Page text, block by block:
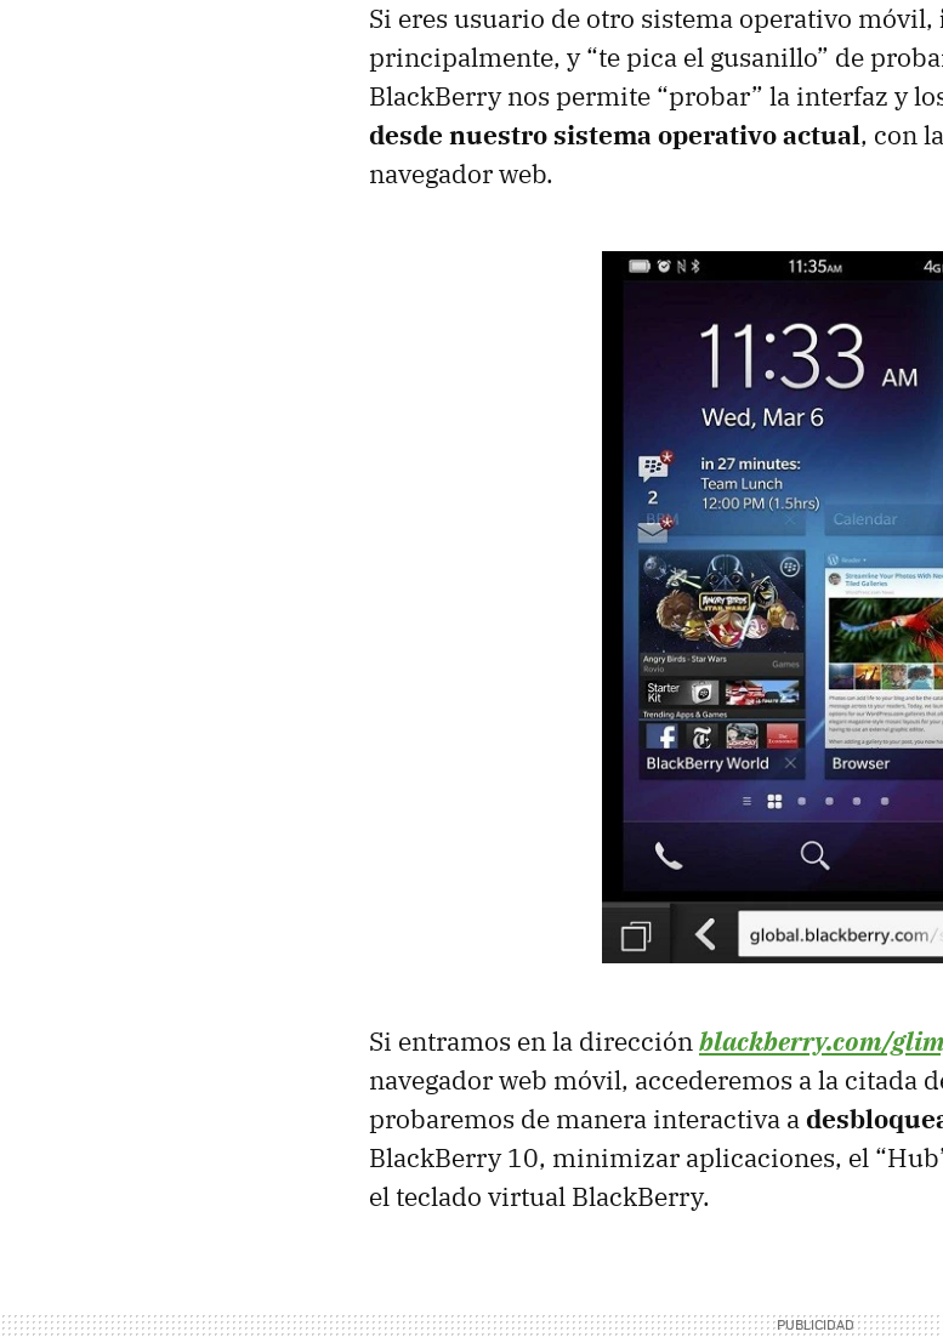
Si eres usuario de otro sistema operativo móvil,
principalmente, y “te pica el gusanillo” de
BlackBerry nos permite “probar” la interfaz y
desde nuestro sistema operativo actual, con
navegador web.
Si entramos en la direcciónblackberry.com/
navegador web móvil, accederemos a la citada
probaremos de manera interactiva a
BlackBerry 10, minimizar aplicaciones, el
el teclado virtual BlackBerry.